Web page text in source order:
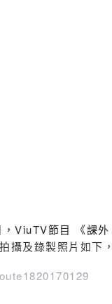
2017/02/
ViuTV節目 《課
及錄製照片如下